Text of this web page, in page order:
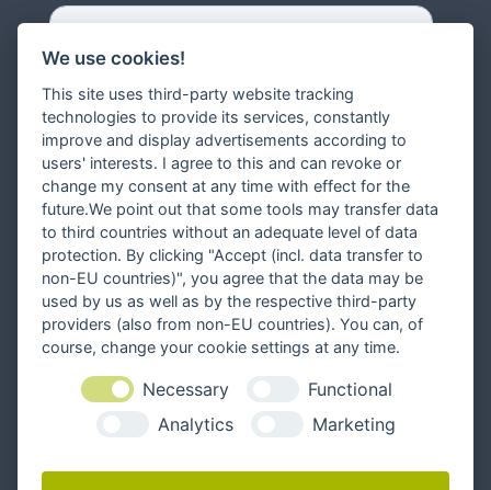
We use cookies!
This site uses third-party website tracking
technologies to provide its services, constantly
improve and display advertisements according to
users' interests. I agree to this and can revoke or
change my consent at any time with effect for the
future.We point out that some tools may transfer data
to third countries without an adequate level of data
protection. By clicking "Accept (incl. data transfer to
non-EU countries)", you agree that the data may be
used by us as well as by the respective third-party
providers (also from non-EU countries). You can, of
course, change your cookie settings at any time.
Necessary
Functional
Analytics
Marketing